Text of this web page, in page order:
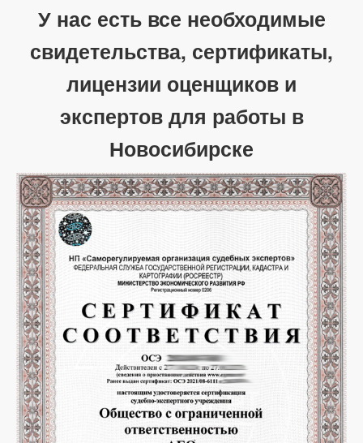
У нас есть все необходимые
свидетельства, сертификаты,
лицензии оценщиков и
экспертов для работы в
Новосибирске